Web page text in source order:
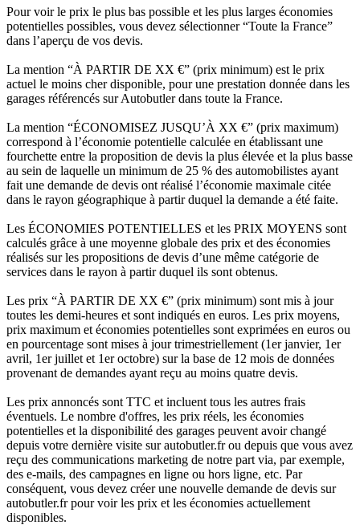
Pour voir le prix le plus bas possible et les plus larges économies
potentielles possibles, vous devez sélectionner “Toute la France”
dans l’aperçu de vos devis.
La mention “À PARTIR DE XX €” (prix minimum) est le prix
actuel le moins cher disponible, pour une prestation donnée dans les
garages référencés sur Autobutler dans toute la France.
La mention “ÉCONOMISEZ JUSQU’À XX €” (prix maximum)
correspond à l’économie potentielle calculée en établissant une
fourchette entre la proposition de devis la plus élevée et la plus basse
au sein de laquelle un minimum de 25 % des automobilistes ayant
fait une demande de devis ont réalisé l’économie maximale citée
dans le rayon géographique à partir duquel la demande a été faite.
Les ÉCONOMIES POTENTIELLES et les PRIX MOYENS sont
calculés grâce à une moyenne globale des prix et des économies
réalisés sur les propositions de devis d’une même catégorie de
services dans le rayon à partir duquel ils sont obtenus.
Les prix “À PARTIR DE XX €” (prix minimum) sont mis à jour
toutes les demi-heures et sont indiqués en euros. Les prix moyens,
prix maximum et économies potentielles sont exprimées en euros ou
en pourcentage sont mises à jour trimestriellement (1er janvier, 1er
avril, 1er juillet et 1er octobre) sur la base de 12 mois de données
provenant de demandes ayant reçu au moins quatre devis.
Les prix annoncés sont TTC et incluent tous les autres frais
éventuels. Le nombre d'offres, les prix réels, les économies
potentielles et la disponibilité des garages peuvent avoir changé
depuis votre dernière visite sur autobutler.fr ou depuis que vous avez
reçu des communications marketing de notre part via, par exemple,
des e-mails, des campagnes en ligne ou hors ligne, etc. Par
conséquent, vous devez créer une nouvelle demande de devis sur
autobutler.fr pour voir les prix et les économies actuellement
disponibles.